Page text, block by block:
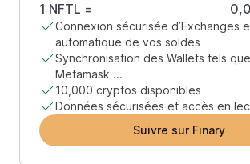
1 NFTL =
Connexion sécurisée d’Exchanges
automatique de vos soldes
Synchronisation des Wallets tels
Metamask ...
10,000 cryptos disponibles
Données sécurisées et accès en
Suivre sur Finary